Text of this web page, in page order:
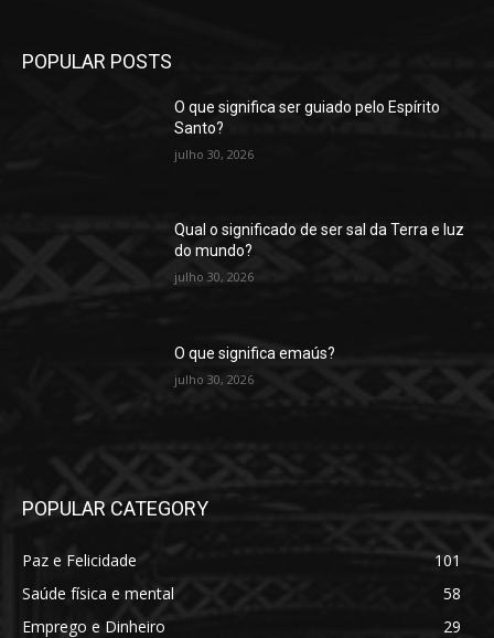
POPULAR POSTS
O que significa ser guiado pelo Espírito
Santo?
julho 30, 2026
Qual o significado de ser sal da Terra e luz
do mundo?
julho 30, 2026
O que significa emaús?
julho 30, 2026
POPULAR CATEGORY
Paz e Felicidade
101
Saúde física e mental
58
Emprego e Dinheiro
29